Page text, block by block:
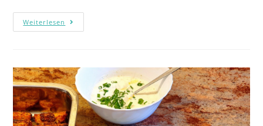
Weiterlesen